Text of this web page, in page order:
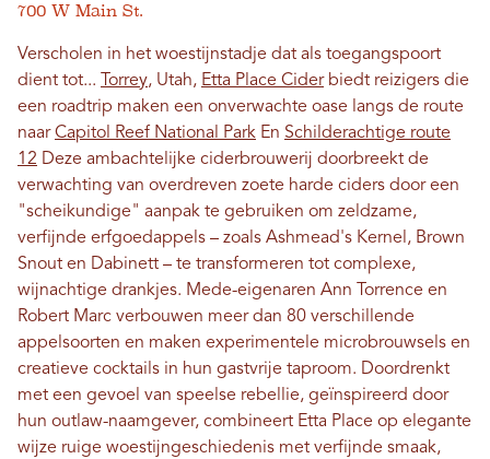
700 W Main St.
Verscholen in het woestijnstadje dat als toegangspoort
dient tot...
Torrey, Utah, Etta Place Ciderbiedt reizigers die
een roadtrip maken een onverwachte oase langs de route
naarCapitol Reef National Park En Schilderachtige route
12 Deze ambachtelijke ciderbrouwerij doorbreekt de
verwachting van overdreven zoete harde ciders door een
"scheikundige" aanpak te gebruiken om zeldzame,
verfijnde erfgoedappels – zoals Ashmead's Kernel, Brown
Snout en Dabinett – te transformeren tot complexe,
wijnachtige drankjes. Mede-eigenaren Ann Torrence en
Robert Marc verbouwen meer dan 80 verschillende
appelsoorten en maken experimentele microbrouwsels en
creatieve cocktails in hun gastvrije taproom. Doordrenkt
met een gevoel van speelse rebellie, geïnspireerd door
hun outlaw-naamgever, combineert Etta Place op elegante
wijze ruige woestijngeschiedenis met verfijnde smaak,